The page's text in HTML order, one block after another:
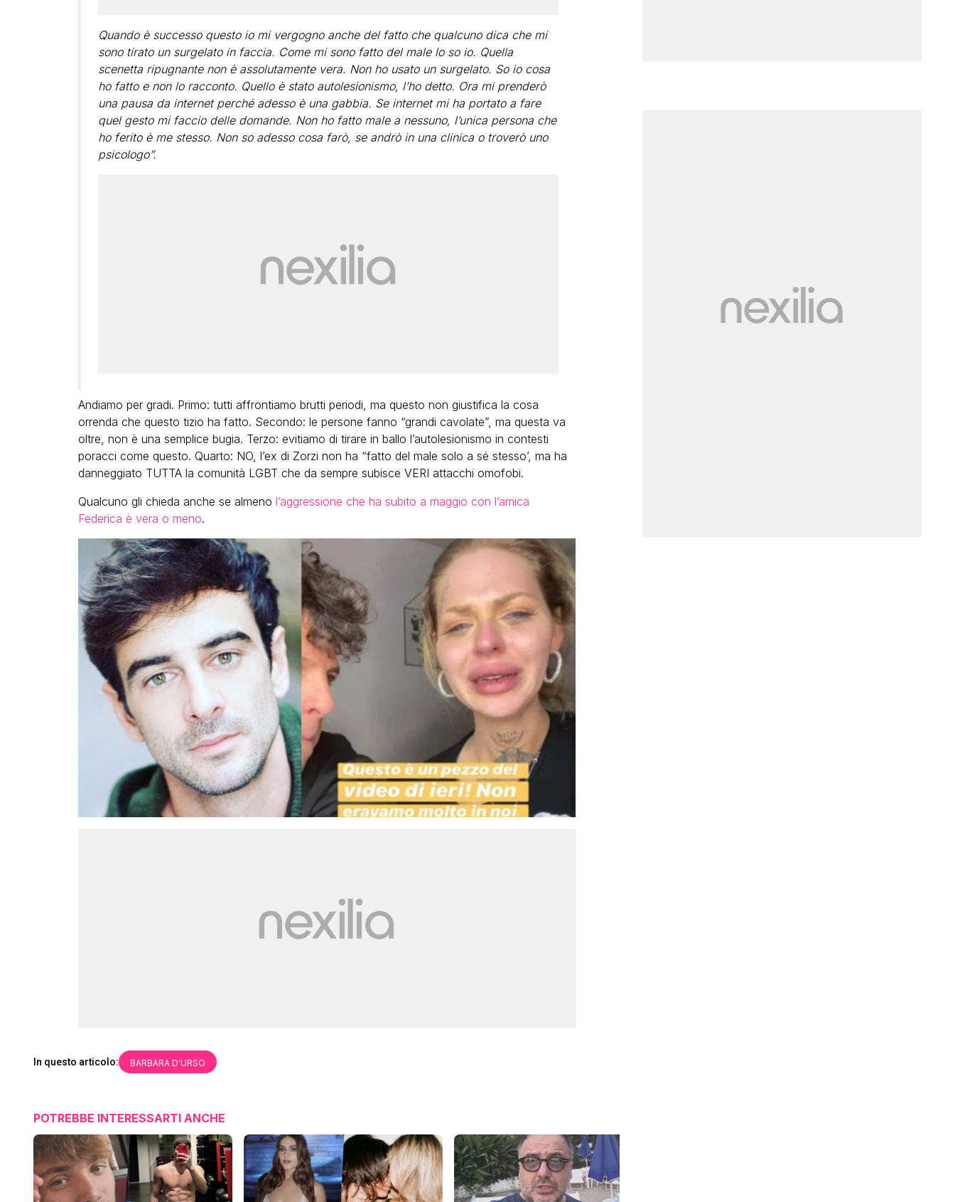
Quando è successo questo io mi vergogno anche del fatto che qualcuno dica che mi
sono tirato un surgelato in faccia. Come mi sono fatto del male lo so io. Quella
scenetta ripugnante non è assolutamente vera. Non ho usato un surgelato. So io cosa
ho fatto e non lo racconto. Quello è stato autolesionismo, l’ho detto. Ora mi prenderò
una pausa da internet perché adesso è una gabbia. Se internet mi ha portato a fare
quel gesto mi faccio delle domande. Non ho fatto male a nessuno, l’unica persona che
ho ferito è me stesso. Non so adesso cosa farò, se andrò in una clinica o troverò uno
psicologo”.
Andiamo per gradi. Primo: tutti affrontiamo brutti periodi, ma questo non giustifica la cosa
orrenda che questo tizio ha fatto. Secondo: le persone fanno “grandi cavolate”, ma questa va
oltre, non è una semplice bugia. Terzo: evitiamo di tirare in ballo l’autolesionismo in contesti
poracci come questo. Quarto: NO, l’ex di Zorzi non ha “fatto del male solo a sé stesso’, ma ha
danneggiato TUTTA la comunità LGBT che da sempre subisce VERI attacchi omofobi.
Qualcuno gli chieda anche se almeno l’aggressione che ha subito a maggio con l’amica
Federica è vera o meno.
In questo articolo: BARBARA D'URSO
POTREBBE INTERESSARTI ANCHE